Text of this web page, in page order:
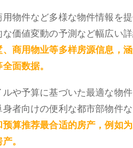
物件など多様な物件情報を
価値変動の予測など幅広い詳
商用物业等多样房源信息，
面数据。
や予算に基づいた最適な物
者向けの便利な都市部物件な
算推荐最合适的房产，例如
。